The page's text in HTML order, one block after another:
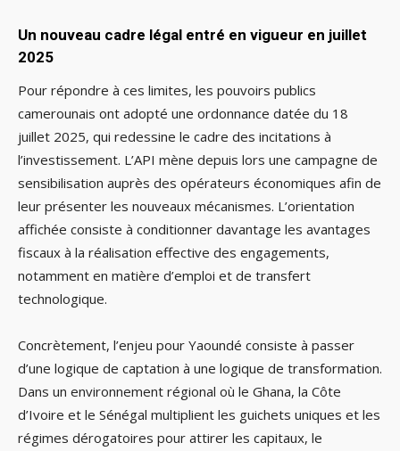
Un nouveau cadre légal entré en vigueur en juillet
2025
Pour répondre à ces limites, les pouvoirs publics
camerounais ont adopté une ordonnance datée du 18
juillet 2025, qui redessine le cadre des incitations à
l’investissement. L’API mène depuis lors une campagne de
sensibilisation auprès des opérateurs économiques afin de
leur présenter les nouveaux mécanismes. L’orientation
affichée consiste à conditionner davantage les avantages
fiscaux à la réalisation effective des engagements,
notamment en matière d’emploi et de transfert
technologique.
Concrètement, l’enjeu pour Yaoundé consiste à passer
d’une logique de captation à une logique de transformation.
Dans un environnement régional où le Ghana, la Côte
d’Ivoire et le Sénégal multiplient les guichets uniques et les
régimes dérogatoires pour attirer les capitaux, le